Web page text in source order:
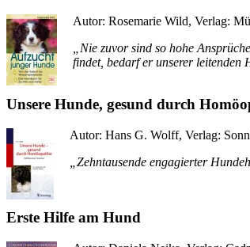
Autor: Rosemarie Wild, Verlag:
„Nie zuvor sind so hohe
findet, bedarf er unserer
Unsere Hunde, gesund durch
Autor: Hans G. Wolff, Verlag:
„Zehntausende engagierter
Erste Hilfe am Hund